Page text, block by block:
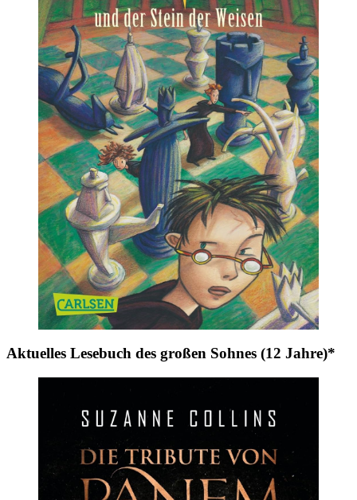
Aktuelles Lesebuch des großen Sohnes (12 Jahre)*